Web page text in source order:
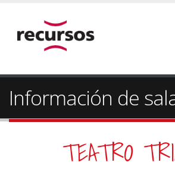
Información de
TEATRO